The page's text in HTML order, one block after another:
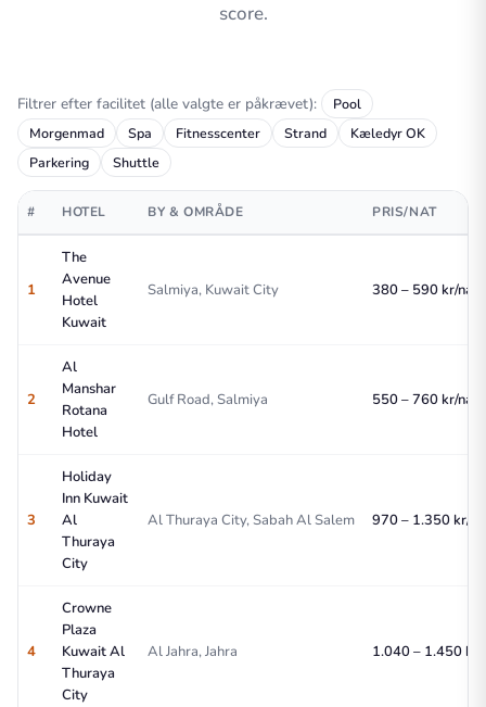
score.
Filtrer efter facilitet (alle valgte er påkrævet):
Pool
Morgenmad
Spa Fitnesscenter Strand
Kæledyr OK
Parkering
Shuttle
# HOTEL BY & OMRÅDE PRIS/NAT
1
The
Avenue
Hotel
Kuwait
Salmiya, Kuwait City 380 – 590 kr/nat
2
Al
Manshar
Rotana
Hotel
Gulf Road, Salmiya 550 – 760 kr/nat
3
Holiday
Inn Kuwait
Al
Thuraya
City
Al Thuraya City, Sabah Al Salem 970 – 1.350 kr/
4
Crowne
Plaza
Kuwait Al
Thuraya
City
Al Jahra, Jahra 1.040 – 1.450 kr/